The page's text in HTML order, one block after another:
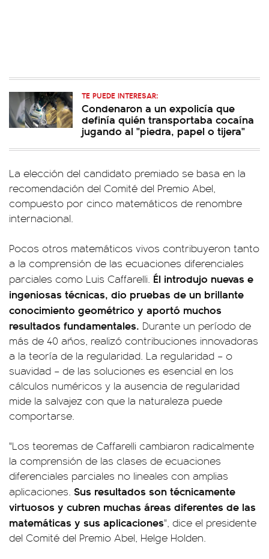
TE PUEDE INTERESAR:
Condenaron a un expolicía que
definía quién transportaba cocaína
jugando al "piedra, papel o tijera"
La elección del candidato premiado se basa en la
recomendación del Comité del Premio Abel,
compuesto por cinco matemáticos de renombre
internacional.
Pocos otros matemáticos vivos contribuyeron tanto
a la comprensión de las ecuaciones diferenciales
parciales como Luis Caffarelli. Él introdujo nuevas e
ingeniosas técnicas, dio pruebas de un brillante
conocimiento geométrico y aportó muchos
resultados fundamentales. Durante un período de
más de 40 años, realizó contribuciones innovadoras
a la teoría de la regularidad. La regularidad – o
suavidad – de las soluciones es esencial en los
cálculos numéricos y la ausencia de regularidad
mide la salvajez con que la naturaleza puede
comportarse.
"Los teoremas de Caffarelli cambiaron radicalmente
la comprensión de las clases de ecuaciones
diferenciales parciales no lineales con amplias
aplicaciones. Sus resultados son técnicamente
virtuosos y cubren muchas áreas diferentes de las
matemáticas y sus aplicaciones", dice el presidente
del Comité del Premio Abel, Helge Holden.